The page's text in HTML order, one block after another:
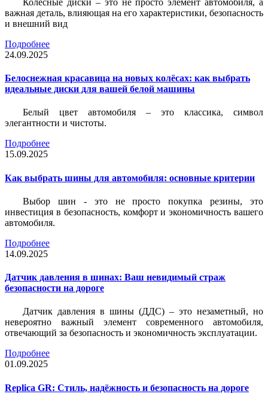
важная деталь, влияющая на его характеристики, безопасность
и внешний вид
Подробнее
24.09.2025
Белоснежная красавица на новых колёсах: как выбрать
идеальные диски для вашей белой машины
Белый цвет автомобиля – это классика, символ
элегантности и чистоты.
Подробнее
15.09.2025
Как выбрать шины для автомобиля: основные критерии
Выбор шин - это не просто покупка резины, это
инвестиция в безопасность, комфорт и экономичность вашего
автомобиля.
Подробнее
14.09.2025
Датчик давления в шинах: Ваш невидимый страж
безопасности на дороге
Датчик давления в шины (ДДС) – это незаметный, но
невероятно важный элемент современного автомобиля,
отвечающий за безопасность и экономичность эксплуатации.
Подробнее
01.09.2025
Replica GR: Стиль, надёжность и безопасность на дороге